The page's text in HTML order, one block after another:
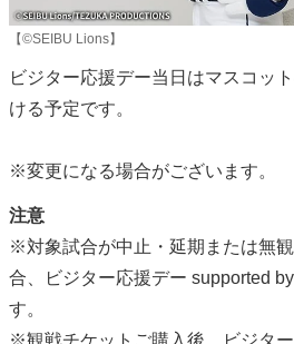
【©SEIBU Lions】
ビジター応援デー当日はマスコッ
ける予定です。
※変更になる場合がございます。
注意
※対象試合が中止・延期または無
合、ビジター応援デー supported
す。